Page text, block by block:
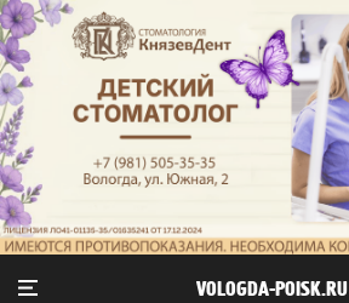
VOLOGDA-POISK.RU